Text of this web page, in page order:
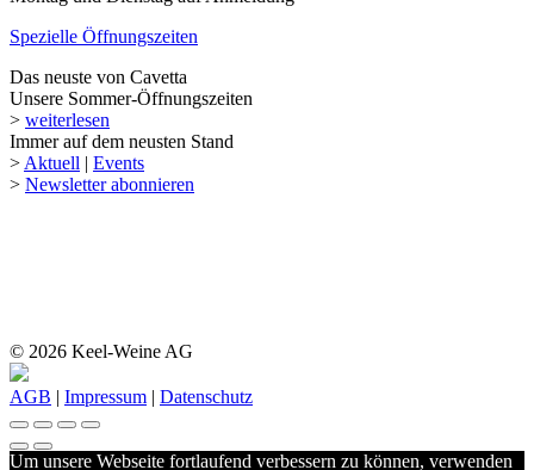
Spezielle Öffnungszeiten
Das neuste von Cavetta
Unsere Sommer-Öffnungszeiten
> weiterlesen
Immer auf dem neusten Stand
> Aktuell | Events
> Newsletter abonnieren
© 2026 Keel-Weine AG
AGB | Impressum | Datenschutz
Um unsere Webseite fortlaufend verbessern zu können, verwenden